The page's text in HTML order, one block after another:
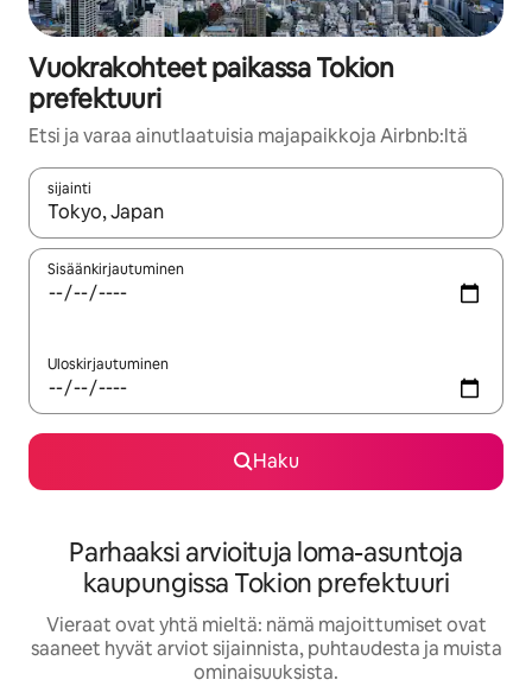
Vuokrakohteet paikassa Tokion
prefektuuri
Etsi ja varaa ainutlaatuisia majapaikkoja Airbnb:ltä
sijainti
Kun tulokset ovat saatavilla, navigoi ylös- ja alas-
Sisäänkirjautuminen
Uloskirjautuminen
Haku
Parhaaksi arvioituja loma-asuntoja
kaupungissa Tokion prefektuuri
Vieraat ovat yhtä mieltä: nämä majoittumiset ovat
saaneet hyvät arviot sijainnista, puhtaudesta ja muista
ominaisuuksista.